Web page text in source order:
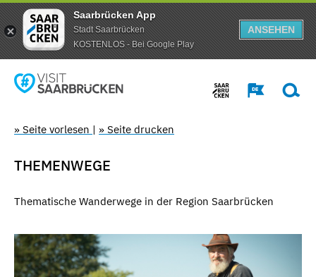
Saarbrücken App
Stadt Saarbrücken
KOSTENLOS - Bei Google Play
ANSEHEN
» Seite vorlesen | » Seite drucken
THEMENWEGE
Thematische Wanderwege in der Region Saarbrücken